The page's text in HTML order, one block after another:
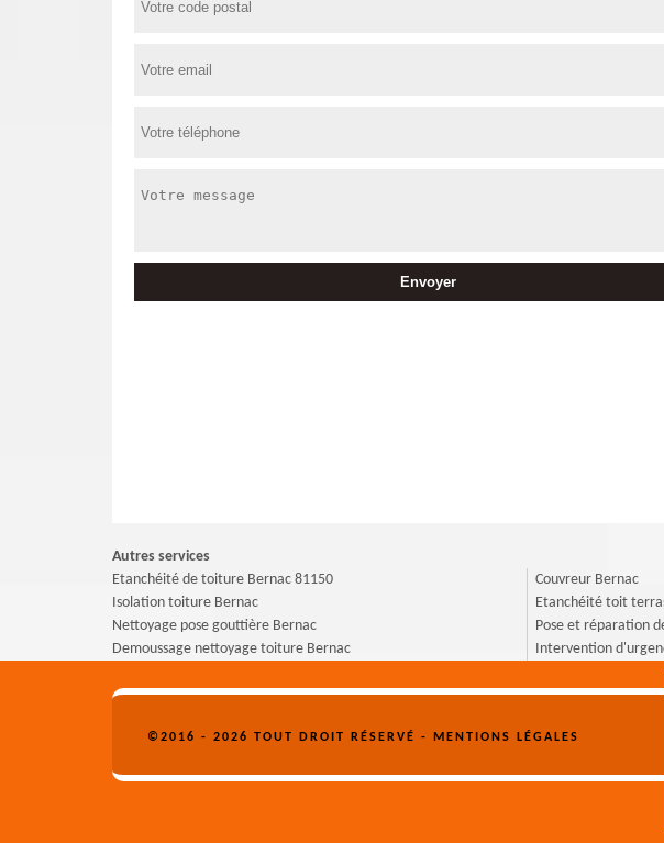
Autres services
Etanchéité de toiture Bernac 81150
Isolation toiture Bernac
Nettoyage pose gouttière Bernac
Demoussage nettoyage toiture Bernac
Couvreur Bernac
Etanchéité toit
Pose et réparation
Intervention
©2016 - 2026 TOUT DROIT RÉSERVÉ - MENTIONS LÉGALES